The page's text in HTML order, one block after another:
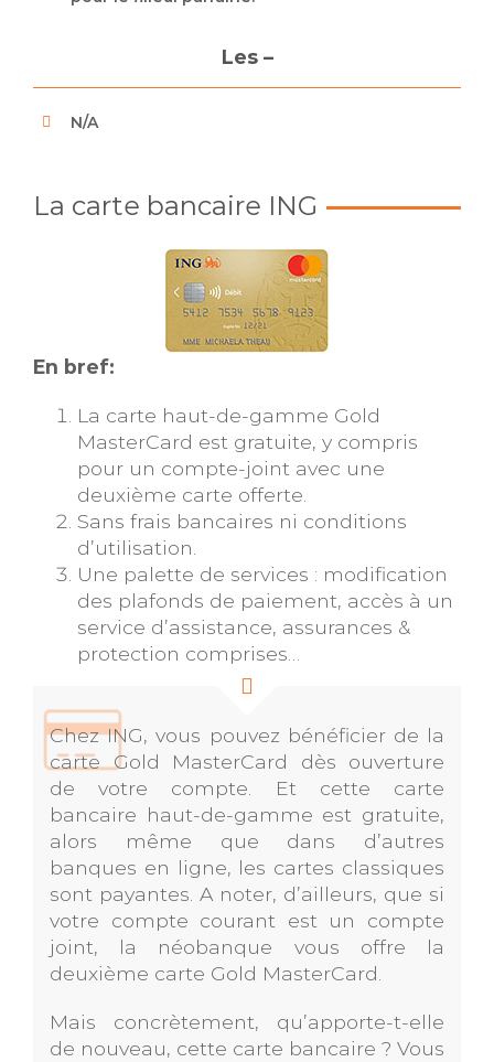
Les –
N/A
La carte bancaire ING
En bref:
La carte haut-de-gamme Gold
MasterCard est gratuite, y compris
pour un compte-joint avec une
deuxième carte offerte.
Sans frais bancaires ni conditions
d’utilisation.
Une palette de services : modification
des plafonds de paiement, accès à un
service d’assistance, assurances &
protection comprises…
Chez ING, vous pouvez bénéficier de la
carte Gold MasterCard dès ouverture
de votre compte. Et cette carte
bancaire haut-de-gamme est gratuite,
alors même que dans d’autres
banques en ligne, les cartes classiques
sont payantes. A noter, d’ailleurs, que si
votre compte courant est un compte
joint, la néobanque vous offre la
deuxième carte Gold MasterCard.
Mais concrètement, qu’apporte-t-elle
de nouveau, cette carte bancaire ? Vous